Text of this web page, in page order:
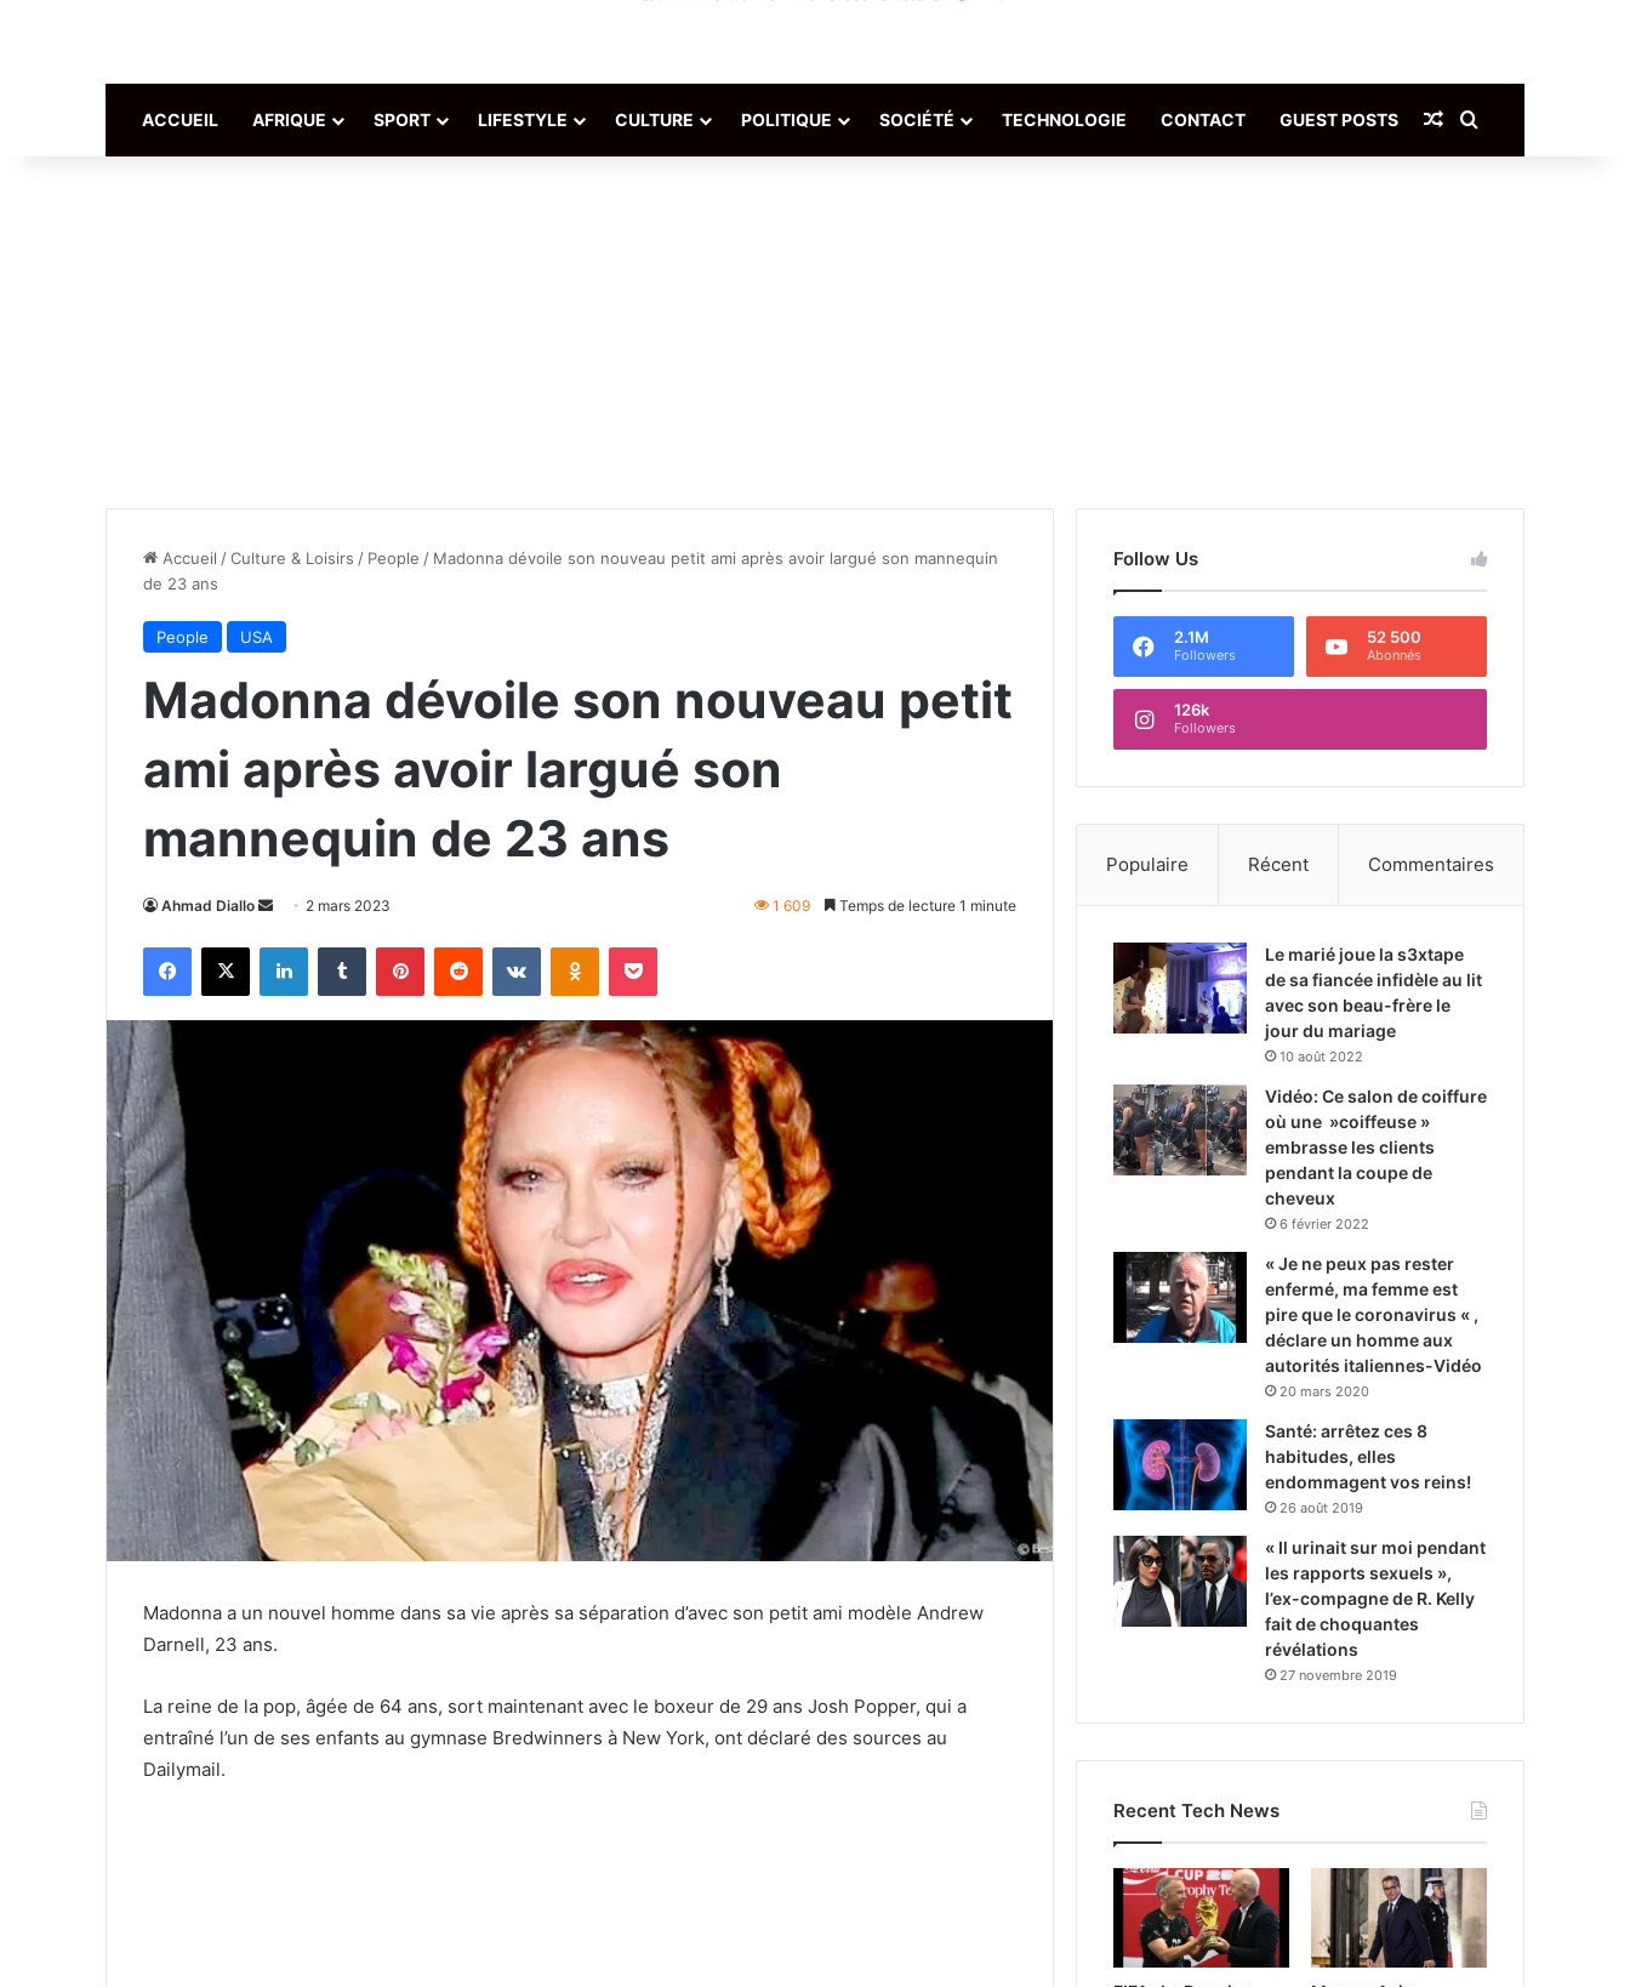
ACCUEIL AFRIQUE SPORT LIFESTYLE CULTURE POLITIQUE SOCIÉTÉ TECHNOLOGIE CONTACT GUEST POSTS Article Aléatoire
Accueil /Culture & Loisirs / People / Madonna dévoile son nouveau petit ami après avoir largué son mannequin
de 23 ans
People USA
Madonna dévoile son nouveau petit
ami après avoir largué son
mannequin de 23 ans
Ahmad Diallo
Envoyer
courriel
2 mars 2023 1 609 Temps de lecture 1 minute
Facebook
X LinkedinTumblr PinterestReddit VKontakteOdnoklassniki
Pocket
Madonna a un nouvel homme dans sa vie après sa séparation d’avec son petit ami modèle Andrew
Darnell, 23 ans.
La reine de la pop, âgée de 64 ans, sort maintenant avec le boxeur de 29 ans Josh Popper, qui a
entraîné l’un de ses enfants au gymnase Bredwinners à New York, ont déclaré des sources au
Dailymail.
Follow Us
2.1M
Followers
52 500
Abonnés
126k
Followers
Populaire Récent Commentaires
Le marié joue la s3xtape
de sa fiancée infidèle au lit
avec son beau-frère le
jour du mariage
10 août 2022
Vidéo: Ce salon de coiffure
où une »coiffeuse »
embrasse les clients
pendant la coupe de
cheveux
6 février 2022
« Je ne peux pas rester
enfermé, ma femme est
pire que le coronavirus « ,
déclare un homme aux
autorités italiennes-Vidéo
20 mars 2020
Santé: arrêtez ces 8
habitudes, elles
endommagent vos reins!
26 août 2019
« Il urinait sur moi pendant
les rapports sexuels »,
l’ex-compagne de R. Kelly
fait de choquantes
révélations
27 novembre 2019
Recent Tech News